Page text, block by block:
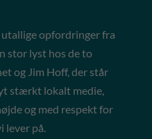
opfordringer fra
stor lyst hos de to
og Jim Hoff, der står
stærkt lokalt medie,
og med respekt for
lever på.